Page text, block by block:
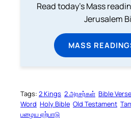
Read today's Mass
Jerusalem
MASS
Tags: 2 Kings 2 அரசர்கள் Bible Verse
Word Holy Bible Old Testament
பழைய ஏற்பாடு